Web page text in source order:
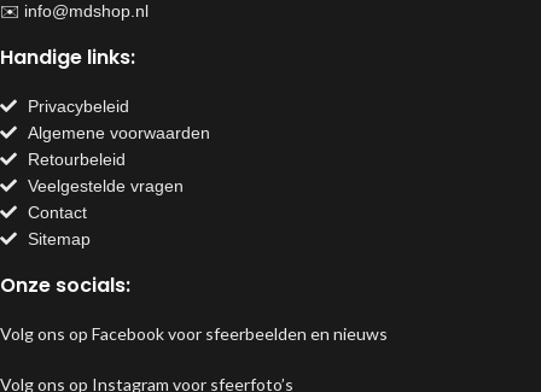
✉️ info@mdshop.nl
Handige links:
Privacybeleid
Algemene voorwaarden
Retourbeleid
Veelgestelde vragen
Contact
Sitemap
Onze socials:
Volg ons op Facebook voor sfeerbeelden en nieuws
Volg ons op Instagram voor sfeerfoto’s